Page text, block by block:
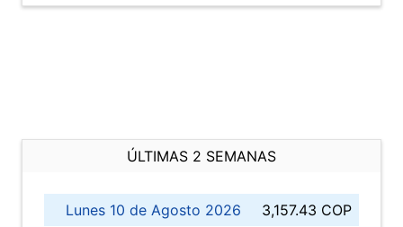
ÚLTIMAS 2 SEMANAS
Lunes 10 de Agosto 2026
3,157.43 COP